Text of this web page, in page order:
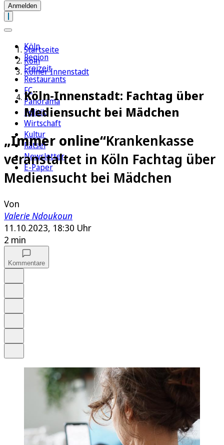
Anmelden
Köln
Region
Freizeit
Restaurants
FC
Panorama
Politik
Wirtschaft
Kultur
Rätsel
Newsletter
E-Paper
Startseite
Köln
Kölner Innenstadt
Köln-Innenstadt: Fachtag über
Mediensucht bei Mädchen
„Immer online“Krankenkasse
veranstaltet in Köln Fachtag über
Mediensucht bei Mädchen
Von
Valerie Ndoukoun
11.10.2023, 18:30 Uhr
2 min
Kommentare